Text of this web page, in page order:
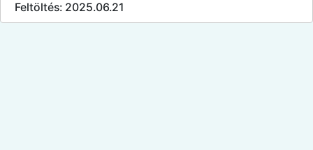
Feltöltés: 2025.06.21